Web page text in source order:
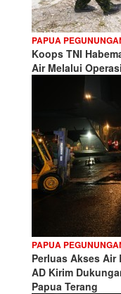
PAPUA
Koops TNI
Air Melalui
PAPUA
Perluas Akses Air
AD Kirim
Papua Terang